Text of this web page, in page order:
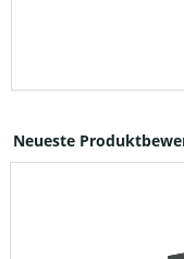
Neueste